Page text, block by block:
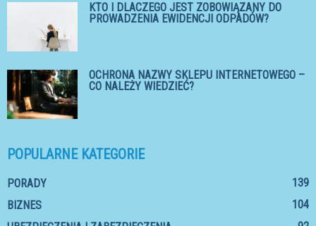
KTO I DLACZEGO JEST ZOBOWIĄZANY DO
PROWADZENIA EWIDENCJI ODPADÓW?
OCHRONA NAZWY SKLEPU INTERNETOWEGO –
CO NALEŻY WIEDZIEĆ?
POPULARNE KATEGORIE
PORADY
139
BIZNES
104